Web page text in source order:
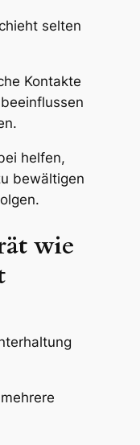
selten
Kontakte
helfen,
bewältigen
wie